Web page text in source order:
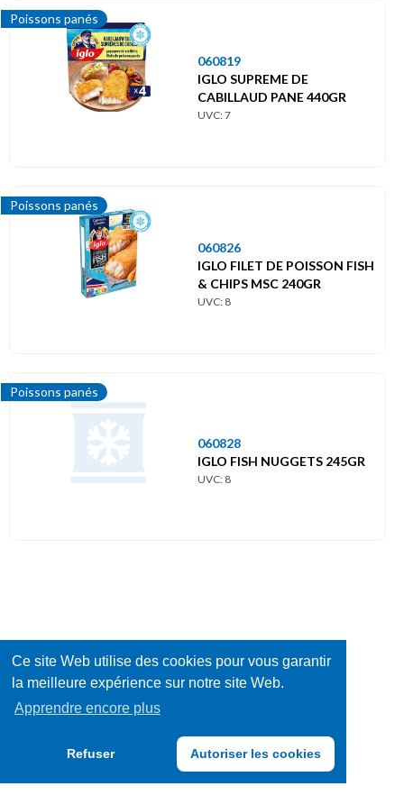
Ce site Web utilise des cookies pour vous garantir
la meilleure expérience sur notre site Web.
Apprendre encore plus
Refuser Autoriser les cookies
Poissons panés
060819
IGLO SUPREME DE
CABILLAUD PANE 440GR
UVC: 7
Poissons panés
060826
IGLO FILET DE POISSON FISH
& CHIPS MSC 240GR
UVC: 8
Poissons panés
060828
IGLO FISH NUGGETS 245GR
UVC: 8